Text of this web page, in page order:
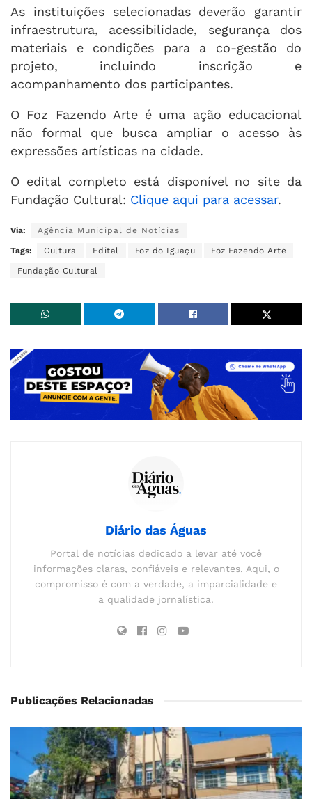
As instituições selecionadas deverão garantir
infraestrutura, acessibilidade, segurança dos
materiais e condições para a co-gestão do
projeto, incluindo inscrição e
acompanhamento dos participantes.
O Foz Fazendo Arte é uma ação educacional
não formal que busca ampliar o acesso às
expressões artísticas na cidade.
O edital completo está disponível no site da
Fundação Cultural: Clique aqui para acessar.
Via: Agência Municipal de Notícias
Tags: Cultura Edital Foz do Iguaçu Foz Fazendo Arte
Fundação Cultural
Diário das Águas
Portal de notícias dedicado a levar até você
informações claras, confiáveis e relevantes. Aqui, o
compromisso é com a verdade, a imparcialidade e
a qualidade jornalística.
Publicações Relacionadas